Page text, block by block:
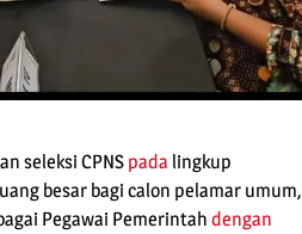
seleksi CPNS pada lingkup
besar bagi calon pelamar umum,
Pegawai Pemerintah dengan